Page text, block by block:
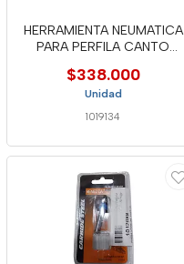
HERRAMIENTA NEUMATICA
PARA PERFILA CANTO
$338.000
Unidad
1019134